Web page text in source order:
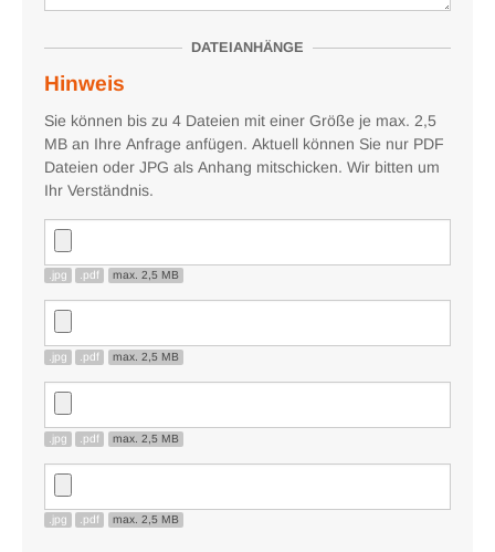
DATEIANHÄNGE
Hinweis
Sie können bis zu 4 Dateien mit einer Größe je max. 2,5
MB an Ihre Anfrage anfügen. Aktuell können Sie nur PDF
Dateien oder JPG als Anhang mitschicken. Wir bitten um
Ihr Verständnis.
.jpg .pdf max. 2,5 MB
.jpg .pdf max. 2,5 MB
.jpg .pdf max. 2,5 MB
.jpg .pdf max. 2,5 MB